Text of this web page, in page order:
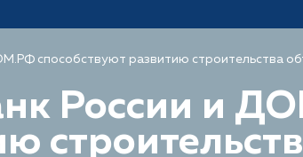
способствуют развитию строительства
России и